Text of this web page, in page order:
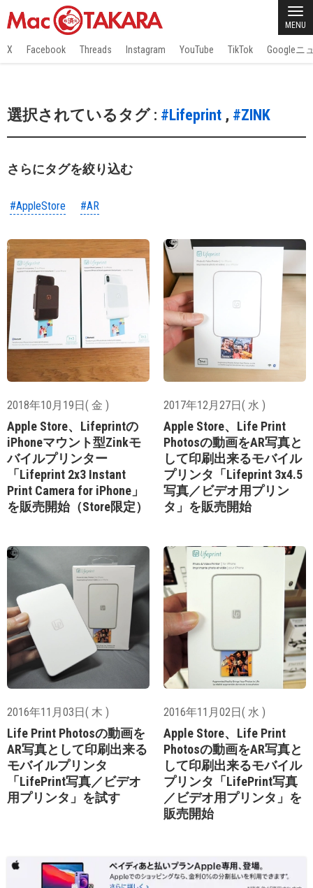
MENU
X Facebook Threads Instagram YouTube TikTok Googleニ
選択されているタグ : #Lifeprint , #ZINK
さらにタグを絞り込む
#AppleStore #AR
2018年10月19日( 金 )
Apple Store、Lifeprintの
iPhoneマウント型Zinkモ
バイルプリンター
「Lifeprint 2x3 Instant
Print Camera for iPhone」
を販売開始（Store限定）
2017年12月27日( 水 )
Apple Store、Life Print
Photosの動画をAR写真と
して印刷出来るモバイル
プリンタ「Lifeprint 3x4.5
写真／ビデオ用プリン
タ」を販売開始
2016年11月03日( 木 )
Life Print Photosの動画を
AR写真として印刷出来る
モバイルプリンタ
「LifePrint写真／ビデオ
用プリンタ」を試す
2016年11月02日( 水 )
Apple Store、Life Print
Photosの動画をAR写真と
して印刷出来るモバイル
プリンタ「LifePrint写真
／ビデオ用プリンタ」を
販売開始